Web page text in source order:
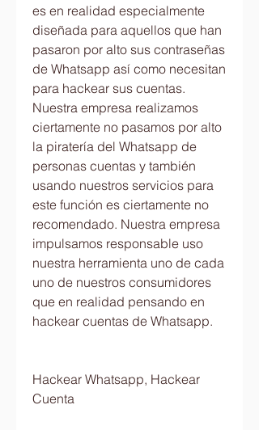
es en realidad especialmente
diseñada para aquellos que han
pasaron por alto sus contraseñas
de Whatsapp así como necesitan
para hackear sus cuentas.
Nuestra empresa realizamos
ciertamente no pasamos por alto
la piratería del Whatsapp de
personas cuentas y también
usando nuestros servicios para
este función es ciertamente no
recomendado. Nuestra empresa
impulsamos responsable uso
nuestra herramienta uno de cada
uno de nuestros consumidores
que en realidad pensando en
hackear cuentas de Whatsapp.
Hackear Whatsapp, Hackear
Cuenta